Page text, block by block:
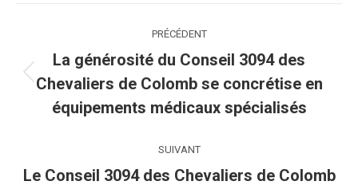
article
PRÉCÉDENT
Article
précédent
La générosité du Conseil 3094 des
Chevaliers de Colomb se concrétise en
équipements médicaux spécialisés
SUIVANT
Le Conseil 3094 des Chevaliers de Colomb